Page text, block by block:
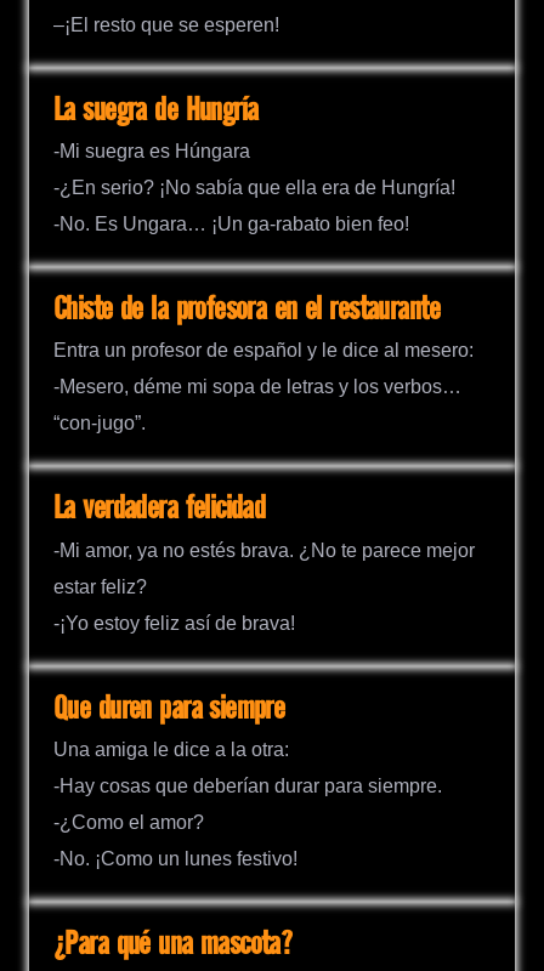
–¡El resto que se esperen!
La suegra de Hungría
-Mi suegra es Húngara
-¿En serio? ¡No sabía que ella era de Hungría!
-No. Es Ungara… ¡Un ga-rabato bien feo!
Chiste de la profesora en el restaurante
Entra un profesor de español y le dice al mesero:
-Mesero, déme mi sopa de letras y los verbos…
“con-jugo”.
La verdadera felicidad
-Mi amor, ya no estés brava. ¿No te parece mejor
estar feliz?
-¡Yo estoy feliz así de brava!
Que duren para siempre
Una amiga le dice a la otra:
-Hay cosas que deberían durar para siempre.
-¿Como el amor?
-No. ¡Como un lunes festivo!
¿Para qué una mascota?